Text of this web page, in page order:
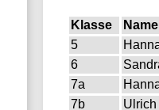
Klasse Name
5
6
7a
7b